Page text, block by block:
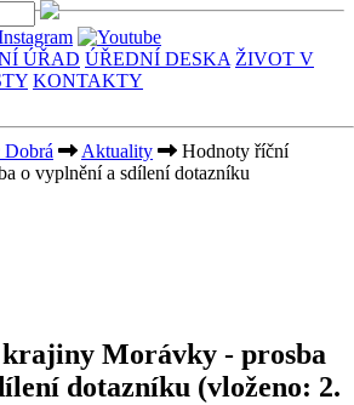
ÚŘAD ÚŘEDNÍ DESKA ŽIVOT V
KONTAKTY
Dobrá Aktuality
Hodnoty říční
o vyplnění a sdílení dotazníku
Morávky - prosba
dotazníku (vloženo: 2.